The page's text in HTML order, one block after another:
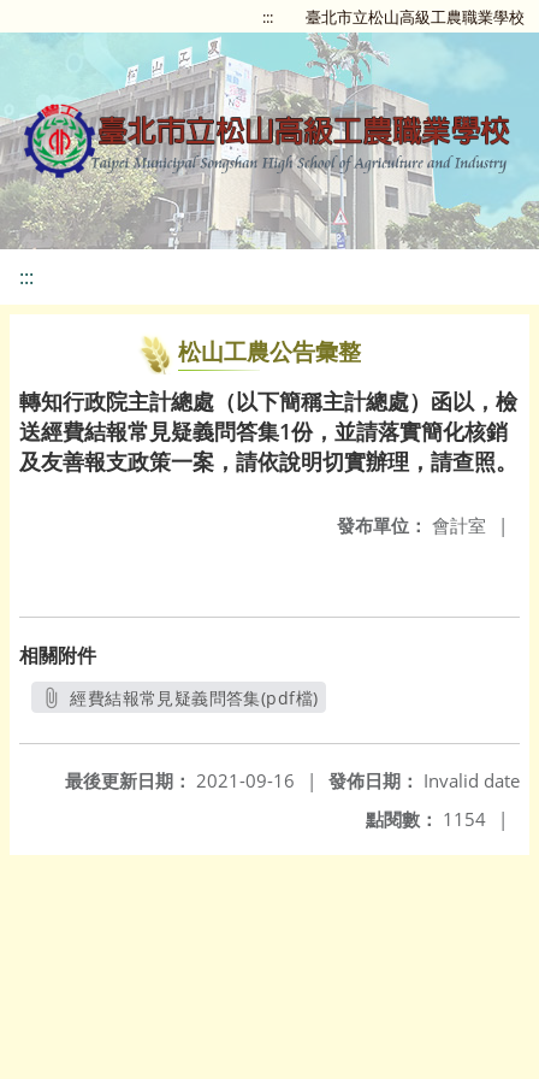
::: 臺北市立松山高級工農職業學校
:::
松山工農公告彙整
轉知行政院主計總處（以下簡稱主計總處）函以，檢
送經費結報常見疑義問答集1份，並請落實簡化核銷
及友善報支政策一案，請依說明切實辦理，請查照。
發布單位： 會計室 |
相關附件
經費結報常見疑義問答集(pdf檔)
發佈日期： Invalid date
最後更新日期： 2021-09-16
|
點閱數： 1154 |